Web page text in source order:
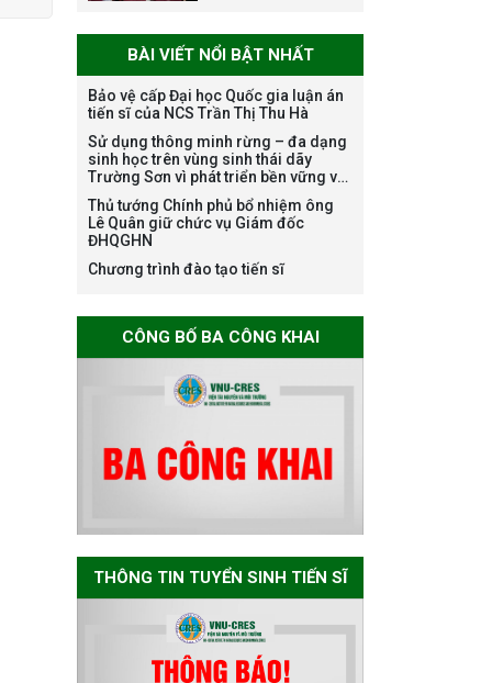
chuyên môn dùng
chung trong
ĐHQGHN
Bảo vệ luận án tiến
sĩ của NCS Trương
Mạnh Tuấn
sĩ của NCS Nguyễn
Thế Thông
Thông báo chương
trình học bổng
2027
họp Tiểu ban
chuyên môn đánh
BÀI VIẾT NỔI BẬT NHẤT
Bảo vệ cấp Đại học Quốc gia luận án
tiến sĩ của NCS Trần Thị Thu Hà
Sử dụng thông minh rừng – đa dạng
sinh học trên vùng sinh thái dãy
Trường Sơn vì phát triển bền vững và
ứng phó với biến đổi khí hậu
Thủ tướng Chính phủ bổ nhiệm ông
Lê Quân giữ chức vụ Giám đốc
ĐHQGHN
Chương trình đào tạo tiến sĩ
CÔNG BỐ BA CÔNG KHAI
THÔNG TIN TUYỂN SINH TIẾN SĨ